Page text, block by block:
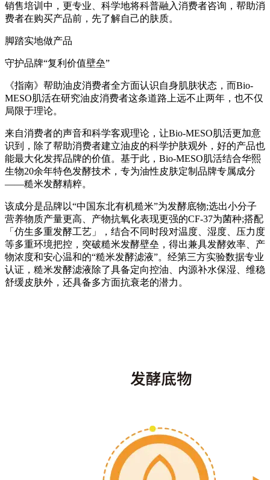
销售培训中，更专业、科学地将科普融入消费者咨询，帮助消
费者在购买产品前，先了解自己的肤质。
脚踏实地做产品
守护品牌“复利价值壁垒”
《指南》帮助油皮消费者全方面认识自身肌肤状态，而Bio-
MESO肌活在研究油皮消费者这条道路上远不止两年，也不仅
局限于理论。
来自消费者的声音和科学客观理论，让Bio-MESO肌活更加意
识到，除了帮助消费者建立油皮的科学护肤观外，好的产品也
能最大化发挥品牌的价值。基于此，Bio-MESO肌活结合华熙
生物20余年特色发酵技术，专为油性皮肤定制品牌专属成分
——糙米发酵精粹。
该成分是品牌以“中国东北有机糙米”为发酵底物;选出小分子
营养物质产量更高、产物抗氧化表现更强的CF-37为菌种;搭配
「仿生多重发酵工艺」，结合不同时段对温度、湿度、压力度
等多重环境把控，突破糙米发酵壁垒，得出兼具发酵效率、产
物浓度和安心温和的“糙米发酵滤液”。经第三方实验数据专业
认证，糙米发酵滤液除了具备定向控油、内源补水保湿、维稳
舒缓皮肤外，还具备多方面抗衰老的潜力。